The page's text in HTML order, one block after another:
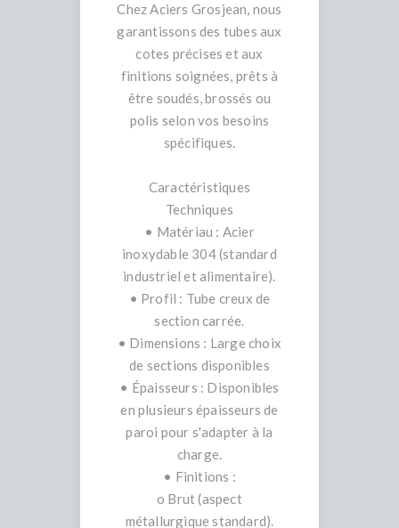
Chez Aciers Grosjean, nous
garantissons des tubes aux
cotes précises et aux
finitions soignées, prêts à
être soudés, brossés ou
polis selon vos besoins
spécifiques.
Caractéristiques
Techniques
• Matériau : Acier
inoxydable 304 (standard
industriel et alimentaire).
• Profil : Tube creux de
section carrée.
• Dimensions : Large choix
de sections disponibles
• Épaisseurs : Disponibles
en plusieurs épaisseurs de
paroi pour s'adapter à la
charge.
• Finitions :
o Brut (aspect
métallurgique standard).